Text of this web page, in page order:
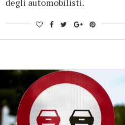
degli automobilisti.